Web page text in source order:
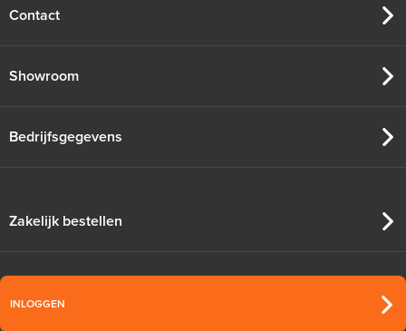
Contact
Showroom
Bedrijfsgegevens
Zakelijk bestellen
INLOGGEN